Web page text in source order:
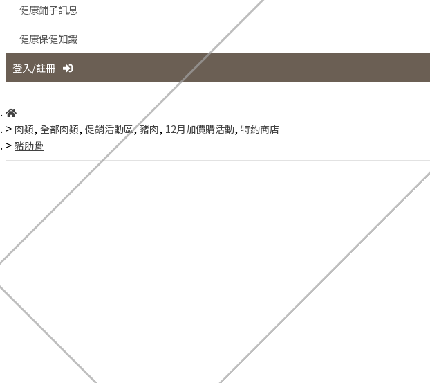
健康鋪子訊息
健康保健知識
登入/註冊
肉類, 全部肉類, 促銷活動區,豬肉, 12月加價購活動, 特約商店
豬肋骨